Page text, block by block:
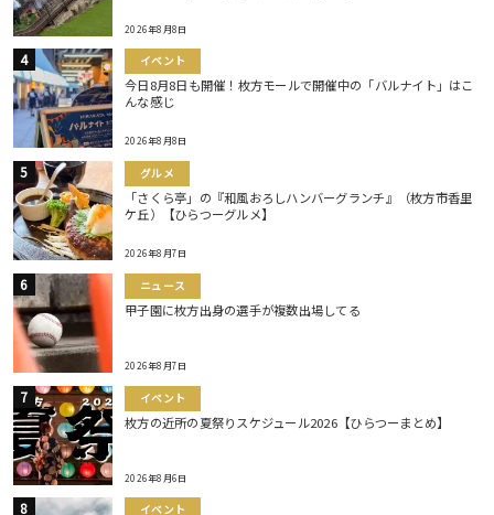
2026年8月8日
イベント
今日8月8日も開催！枚方モールで開催中の「バルナイト」はこ
んな感じ
2026年8月8日
グルメ
「さくら亭」の『和風おろしハンバーグランチ』（枚方市香里
ケ丘）【ひらつーグルメ】
2026年8月7日
ニュース
甲子園に枚方出身の選手が複数出場してる
2026年8月7日
イベント
枚方の近所の夏祭りスケジュール2026【ひらつーまとめ】
2026年8月6日
イベント